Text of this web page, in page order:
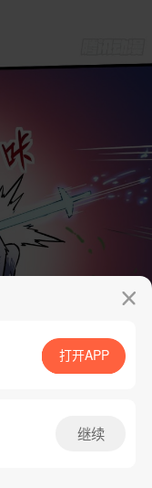
App免费看
打开APP
继续